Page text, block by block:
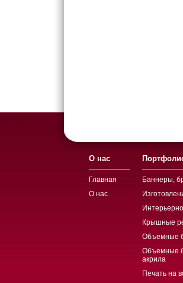
О нас
Главная
О нас
Баннеры,
Крышные
Объемные
Объемные
акрила
Печать на